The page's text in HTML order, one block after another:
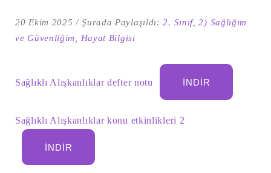
için
arama
sonuçları:
20 Ekim 2025 Şurada Paylaşıldı:2. Sınıf,2) Sağlığım
ve Güvenliğim
Hayat Bilgisi
Sağlıklı Alışkanlıklar defter notu İNDIR
Sağlıklı Alışkanlıklar konu etkinlikleri 2
İNDIR